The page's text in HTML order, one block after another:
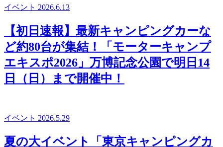
イベント 2026.6.13
【初日速報】最新キャンピングカーな
ど約80台が集結！「モーターキャンプ
エキスポ2026」万博記念公園で明日14
日（日）まで開催中！
イベント 2026.5.29
夏の大イベント「東京キャンピングカ